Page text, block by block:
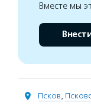
Вместе мы
Псков,